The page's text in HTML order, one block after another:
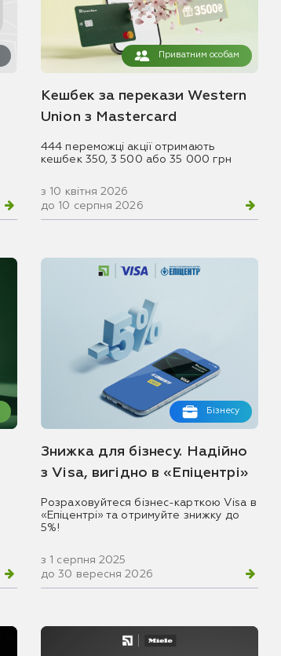
Приватним особам
Кешбек за перекази Western
Union з Mastercard
444 переможці акції отримають
кешбек 350, 3 500 або 35 000 грн
з 10 квітня 2026
до 10 серпня 2026
Бізнесу
Знижка для бізнесу. Надійно
з Visa, вигідно в «Епіцентрі»
Розраховуйтеся бізнес-карткою Visa в
«Епіцентрі» та отримуйте знижку до
5%!
з 1 серпня 2025
до 30 вересня 2026